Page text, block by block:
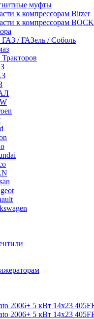
муфты
к компрессорам Bitzer
к компрессорам BOCK
/ ГАЗель / Соболь